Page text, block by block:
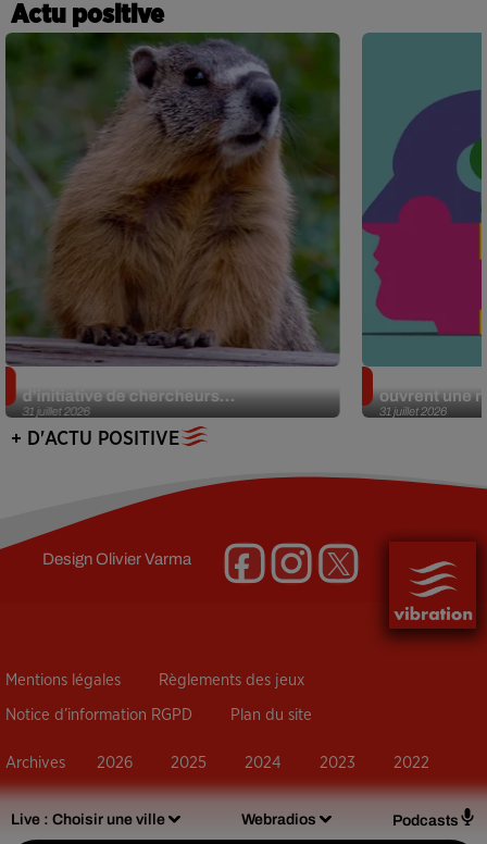
Live : Choisir une ville Webradios Podcasts
Actu positive
31 juillet 2026
d’initiative de chercheurs...
31 juillet 2026
ouvrent une
+ D'ACTU POSITIVE
DesignOlivier Varma
Mentions légales Règlements des jeux
Notice d’information RGPD Plan du site
Archives 2026 2025 2024 2023 2022